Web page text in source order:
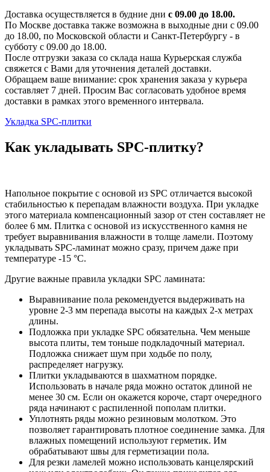
Доставка осуществляется в будние дни с 09.00 до 18.00.
По Москве доставка также возможна в выходные дни с 09.00
до 18.00, по Московской области и Санкт-Петербургу - в
субботу с 09.00 до 18.00.
После отгрузки заказа со склада наша Курьерская служба
свяжется с Вами для уточнения деталей доставки.
Обращаем ваше внимание: срок хранения заказа у курьера
составляет 7 дней. Просим Вас согласовать удобное время
доставки в рамках этого временного интервала.
Укладка SPC-плитки
Как укладывать SPC-плитку?
Напольное покрытие с основой из SPC отличается высокой
стабильностью к перепадам влажности воздуха. При укладке
этого материала компенсационный зазор от стен составляет не
более 6 мм. Плитка с основой из искусственного камня не
требует выравнивания влажности в толще ламели. Поэтому
укладывать SPC-ламинат можно сразу, причем даже при
температуре -15 °C.
Другие важные правила укладки SPC ламината:
Выравнивание пола рекомендуется выдерживать на
уровне 2-3 мм перепада высоты на каждых 2-х метрах
длины.
Подложка при укладке SPC обязательна. Чем меньше
высота плиты, тем тоньше подкладочный материал.
Подложка снижает шум при ходьбе по полу,
распределяет нагрузку.
Плитки укладываются в шахматном порядке.
Использовать в начале ряда можно остаток длиной не
менее 30 см. Если он окажется короче, старт очередного
ряда начинают с распиленной пополам плитки.
Уплотнять ряды можно резиновым молотком. Это
позволяет гарантировать плотное соединение замка. Для
влажных помещений используют герметик. Им
обрабатывают швы для герметизации пола.
Для резки ламелей можно использовать канцелярский